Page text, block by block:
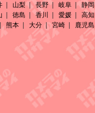
山梨 長野 岐阜 静岡
徳島 香川 愛媛 高知
熊本 大分 宮崎 鹿児島